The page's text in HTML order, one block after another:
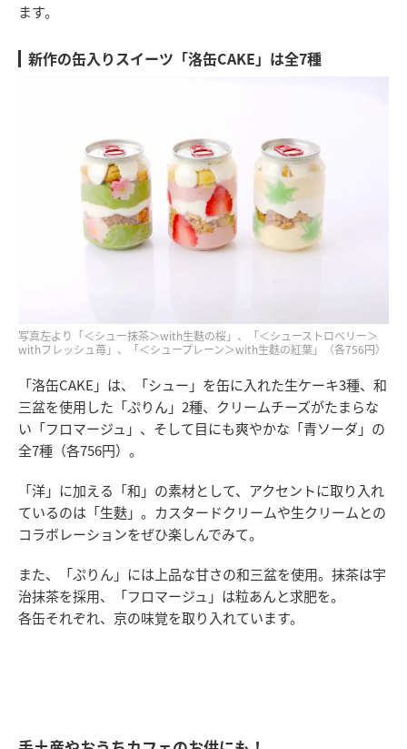
ます。
新作の缶入りスイーツ「洛缶CAKE」は全7種
写真左より「＜シュー抹茶＞with生麩の桜」、「＜シューストロベリー＞
withフレッシュ苺」、「＜シュープレーン＞with生麩の紅葉」（各756円）
「洛缶CAKE」は、「シュー」を缶に入れた生ケーキ3種、和
三盆を使用した「ぷりん」2種、クリームチーズがたまらな
い「フロマージュ」、そして目にも爽やかな「青ソーダ」の
全7種（各756円）。
「洋」に加える「和」の素材として、アクセントに取り入れ
ているのは「生麩」。カスタードクリームや生クリームとの
コラボレーションをぜひ楽しんでみて。
また、「ぷりん」には上品な甘さの和三盆を使用。抹茶は宇
治抹茶を採用、「フロマージュ」は粒あんと求肥を。
各缶それぞれ、京の味覚を取り入れています。